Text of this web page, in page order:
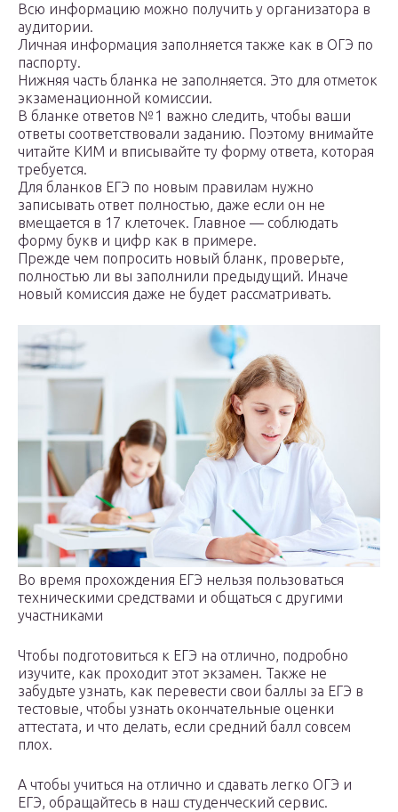
Всю информацию можно получить у организатора в
аудитории.
Личная информация заполняется также как в ОГЭ по
паспорту.
Нижняя часть бланка не заполняется. Это для отметок
экзаменационной комиссии.
В бланке ответов №1 важно следить, чтобы ваши
ответы соответствовали заданию. Поэтому внимайте
читайте КИМ и вписывайте ту форму ответа, которая
требуется.
Для бланков ЕГЭ по новым правилам нужно
записывать ответ полностью, даже если он не
вмещается в 17 клеточек. Главное — соблюдать
форму букв и цифр как в примере.
Прежде чем попросить новый бланк, проверьте,
полностью ли вы заполнили предыдущий. Иначе
новый комиссия даже не будет рассматривать.
Во время прохождения ЕГЭ нельзя пользоваться
техническими средствами и общаться с другими
участниками
Чтобы подготовиться к ЕГЭ на отлично, подробно
изучите, как проходит этот экзамен. Также не
забудьте узнать, как перевести свои баллы за ЕГЭ в
тестовые, чтобы узнать окончательные оценки
аттестата, и что делать, если средний балл совсем
плох.
А чтобы учиться на отлично и сдавать легко ОГЭ и
ЕГЭ, обращайтесь в наш студенческий сервис.